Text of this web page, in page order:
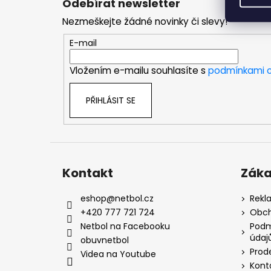
Odebírat newsletter
Nezmeškejte žádné novinky či slevy!
E-mail
Vložením e-mailu souhlasíte s podmínkami
PŘIHLÁSIT SE
Kontakt
eshop@netbol.cz
+420 777 721 724
Netbol na Facebooku
obuvnetbol
Videa na Youtube